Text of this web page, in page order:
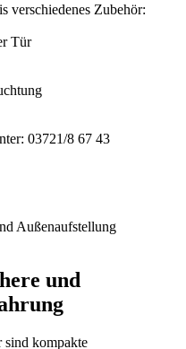
verschiedenes Zubehör:
Tür
03721/8 67 43
Außenaufstellung
und
sind kompakte